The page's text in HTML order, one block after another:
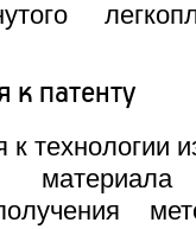
к патенту
к технологии